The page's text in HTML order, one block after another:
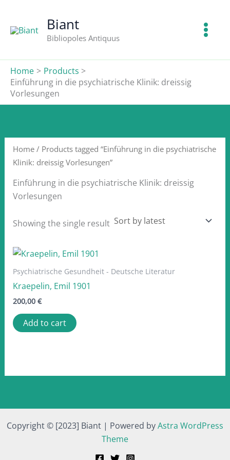
content
Biant
Bibliopoles Antiquus
Home
Products
Einführung in die psychiatrische Klinik: dreissig
Vorlesungen
Home/ Products tagged “Einführung in die psychiatrische
Klinik: dreissig Vorlesungen”
Einführung in die psychiatrische Klinik: dreissig
Vorlesungen
Showing the single result
Psychiatrische Gesundheit - Deutsche Literatur
Kraepelin, Emil 1901
200,00 €
Add to cart
Copyright © [2023] Biant | Powered byAstra WordPress
Theme